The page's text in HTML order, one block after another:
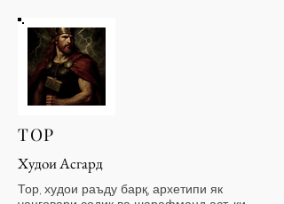
ТОР
Худои Асгард
Тор, худои раъду барқ, архетипи як